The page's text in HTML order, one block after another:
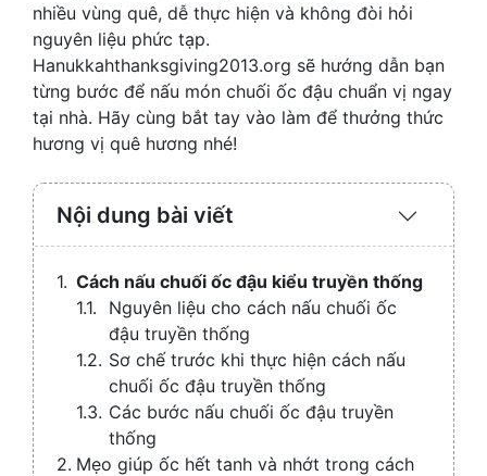
nhiều vùng quê, dễ thực hiện và không đòi hỏi
nguyên liệu phức tạp.
Hanukkahthanksgiving2013.org sẽ hướng dẫn bạn
từng bước để nấu món chuối ốc đậu chuẩn vị ngay
tại nhà. Hãy cùng bắt tay vào làm để thưởng thức
hương vị quê hương nhé!
Nội dung bài viết
Expand
Cách nấu chuối ốc đậu kiểu truyền thống
Nguyên liệu cho cách nấu chuối ốc
đậu truyền thống
Sơ chế trước khi thực hiện cách nấu
chuối ốc đậu truyền thống
Các bước nấu chuối ốc đậu truyền
thống
Mẹo giúp ốc hết tanh và nhớt trong cách